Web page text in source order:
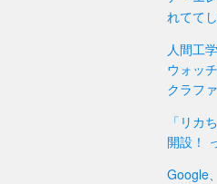
れてて
人間工
ウォッ
クラフ
「リカ
開設！
Google